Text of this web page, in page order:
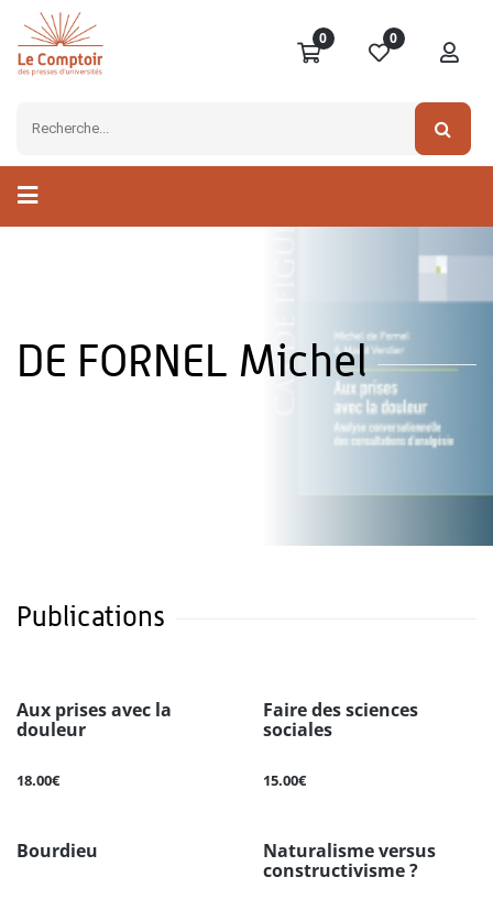
0 0
DE FORNEL Michel
Publications
Aux prises avec la
douleur
18.00€
Faire des sciences
sociales
15.00€
Bourdieu
Naturalisme versus
constructivisme ?